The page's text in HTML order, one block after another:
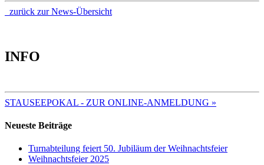
zurück zur News-Übersicht
INFO
STAUSEEPOKAL - ZUR ONLINE-ANMELDUNG »
Neueste Beiträge
Turnabteilung feiert 50. Jubiläum der Weihnachtsfeier
Weihnachtsfeier 2025